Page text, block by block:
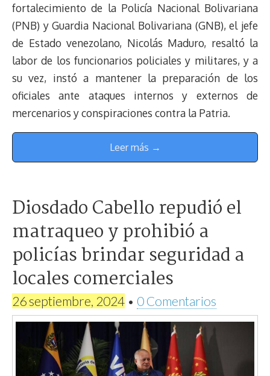
fortalecimiento de la Policía Nacional Bolivariana
(PNB) y Guardia Nacional Bolivariana (GNB), el jefe
de Estado venezolano, Nicolás Maduro, resaltó la
labor de los funcionarios policiales y militares, y a
su vez, instó a mantener la preparación de los
oficiales ante ataques internos y externos de
mercenarios y conspiraciones contra la Patria.
Leer más →
Diosdado Cabello repudió el
matraqueo y prohibió a
policías brindar seguridad a
locales comerciales
26 septiembre, 2024 • 0 Comentarios